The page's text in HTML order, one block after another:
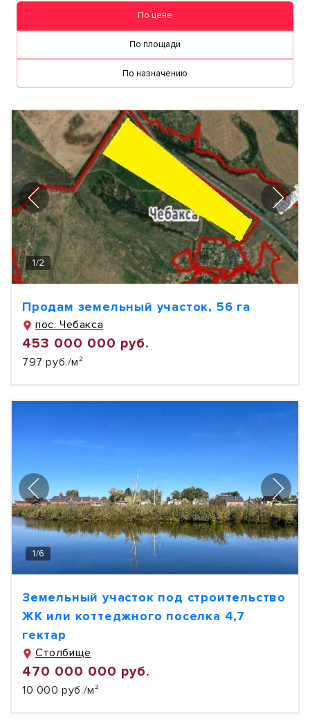
По цене
По площади
По назначению
1/2
Продам земельный участок, 56 га
пос. Чебакса
453 000 000 руб.
797 руб./м²
1/6
Земельный участок под строительство
ЖК или коттеджного поселка 4,7
гектар
Столбище
470 000 000 руб.
10 000 руб./м²